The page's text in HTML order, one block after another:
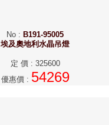
No : B191-95005
埃及奧地利水晶吊燈
定 價: 325600
優惠價: 54269